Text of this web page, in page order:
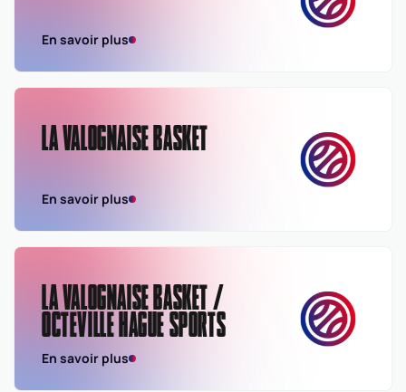
En savoir plus
LA VALOGNAISE BASKET
En savoir plus
LA VALOGNAISE BASKET /
OCTEVILLE HAGUE SPORTS
En savoir plus